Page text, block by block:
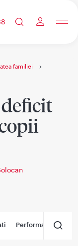
familiei
Performanta